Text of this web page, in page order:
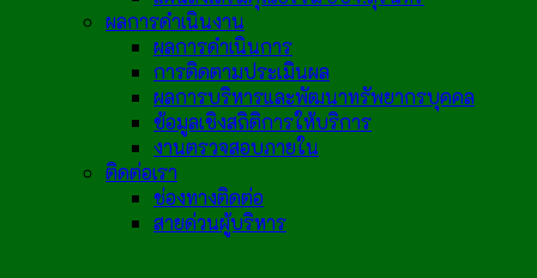
ผลการดำเนินงาน
ผลการดำเนินการ
การติดตามประเมินผล
ผลการบริหารและพัฒนาทรัพยากรบุคคล
ข้อมูลเชิงสถิติการให้บริการ
งานตรวจสอบภายใน
ติดต่อเรา
ช่องทางติดต่อ
สายด่วนผู้บริหาร